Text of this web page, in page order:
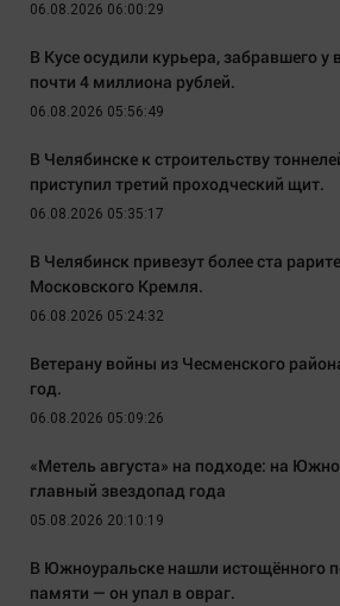
06.08.2026 06:00:29
В Кусе осудили курьера, забравшего
почти 4 миллиона рублей.
06.08.2026 05:56:49
В Челябинске к строительству
приступил третий проходческий щит.
06.08.2026 05:35:17
В Челябинск привезут более ста
Московского Кремля.
06.08.2026 05:24:32
Ветерану войны из Чесменского
год.
06.08.2026 05:09:26
«Метель августа» на подходе: на
главный звездопад года
05.08.2026 20:10:19
В Южноуральске нашли истощённого
памяти — он упал в овраг.